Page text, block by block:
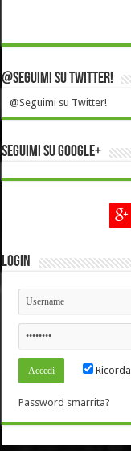
@Seguimi su Twitter!
@Seguimi su Twitter!
Seguimi su Google+
Login
Ricorda
Password smarrita?